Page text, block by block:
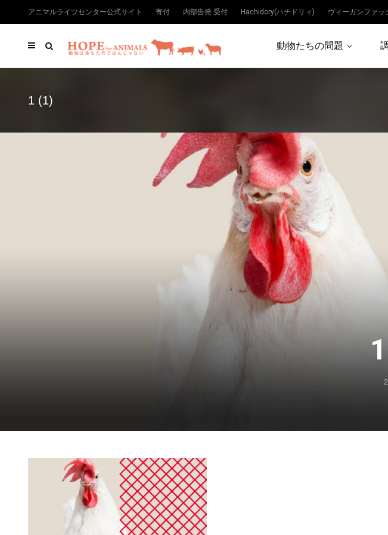
動物たちの問題
アニマルライツセンター公式サイト 寄付 内部告発 受付 Hachidory(ハチドリィ) ヴィーガンファッ
1 (1)